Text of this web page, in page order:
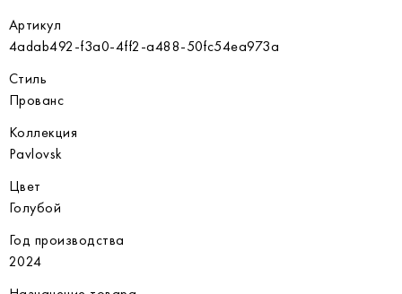
Артикул
4adab492-f3a0-4ff2-a488-50fc54ea973a
Стиль
Прованс
Коллекция
Pavlovsk
Цвет
Голубой
Год производства
2024